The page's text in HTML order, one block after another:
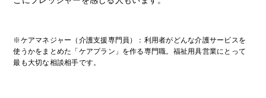
※ケアマネジャー（介護支援専門員）：利用者がどんな介護サービスを
使うかをまとめた「ケアプラン」を作る専門職。福祉用具営業にとって
最も大切な相談相手です。